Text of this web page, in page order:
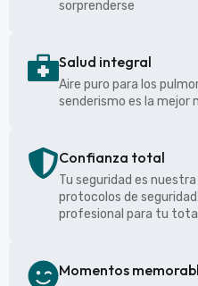
sorprenderse
Salud integral
Aire puro para los
senderismo es la mejor
Confianza total
Tu seguridad es
protocolos de
profesional para tu
Momentos